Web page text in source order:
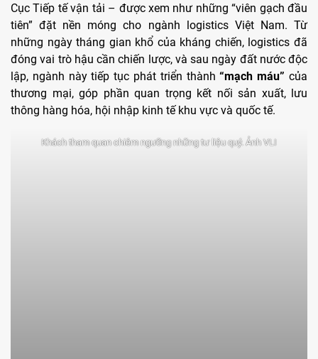
Cục Tiếp tế vận tải – được xem như những “viên gạch đầu
tiên” đặt nền móng cho ngành logistics Việt Nam. Từ
những ngày tháng gian khổ của kháng chiến, logistics đã
đóng vai trò hậu cần chiến lược, và sau ngày đất nước độc
lập, ngành này tiếp tục phát triển thành“mạch máu” của
thương mại, góp phần quan trọng kết nối sản xuất, lưu
thông hàng hóa, hội nhập kinh tế khu vực và quốc tế.
Khách tham quan chiêm ngưỡng những tư liệu quý. Ảnh VLI